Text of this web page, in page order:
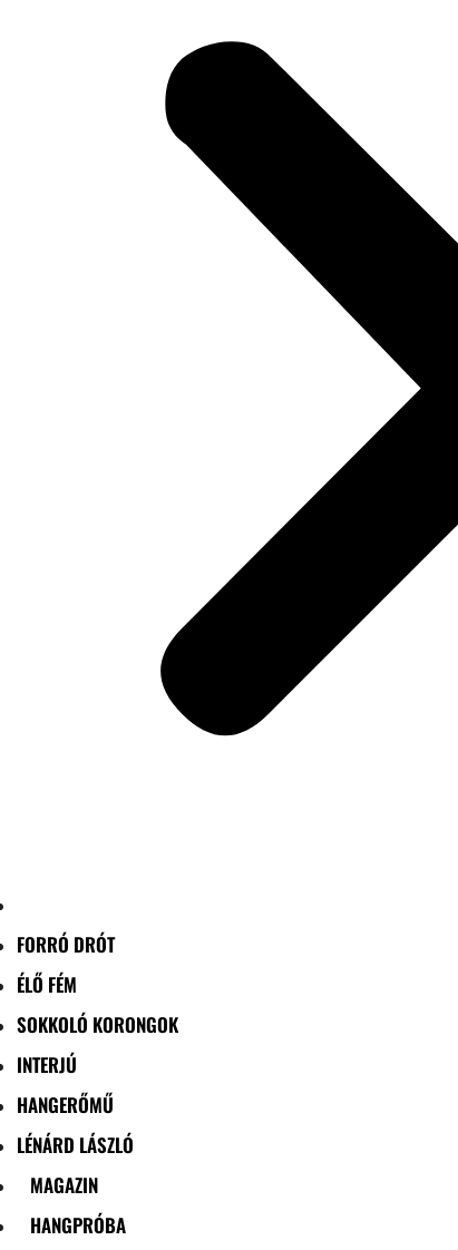
FORRÓ DRÓT
ÉLŐ FÉM
SOKKOLÓ KORONGOK
INTERJÚ
HANGERŐMŰ
LÉNÁRD LÁSZLÓ
MAGAZIN
HANGPRÓBA